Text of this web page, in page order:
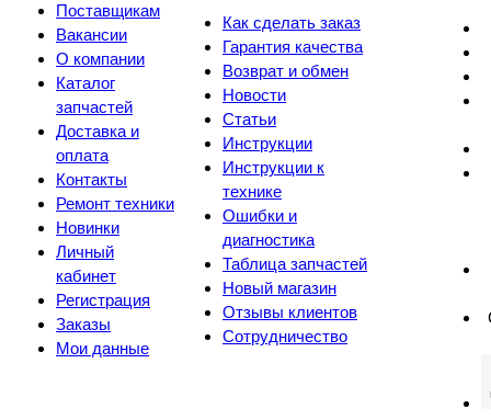
Поставщикам
Вакансии
О компании
Каталог
запчастей
Доставка и
оплата
Контакты
Ремонт техники
Новинки
Личный
кабинет
Регистрация
Заказы
Мои данные
Как сделать заказ
Гарантия качества
Возврат и обмен
Новости
Статьи
Инструкции
Инструкции к
технике
Ошибки и
диагностика
Таблица запчастей
Новый магазин
Отзывы клиентов
Сотрудничество